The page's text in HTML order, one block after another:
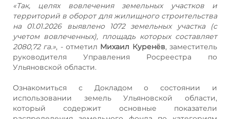
«Так, целях вовлечения земельных участков и
территорий в оборот для жилищного строительства
на 01.01.2026 выявлено 1072 земельных участка (с
учетом вовлеченных), площадь которых составляет
2080,72 га.», - отметил Михаил Куренёв, заместитель
руководителя Управления Росреестра по
Ульяновской области.
Ознакомиться с Докладом о состоянии и
использовании земель Ульяновской области,
который содержит основные показатели